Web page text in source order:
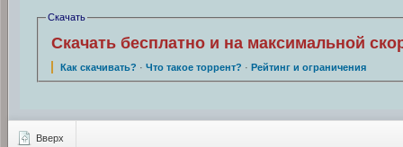
Скачать
Скачать бесплатно и на максимальной
Как скачивать? ·Что такое торрент? ·Рейтинг и ограничения
Вверх